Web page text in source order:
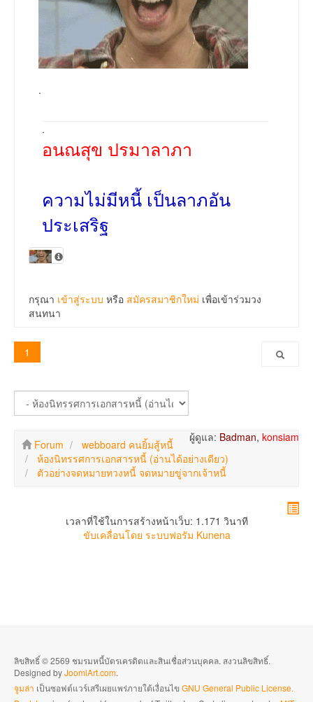
.
.
อนณสุข ปรมาลาภา
ความไม่มีหนี้ เป็นลาภอัน
ประเสริฐ
กรุณา เข้าสู่ระบบ หรือ สมัครสมาชิกใหม่ เพื่อเข้าร่วมวง
สนทนา
1
ผู้ดูแล: Badman, konsiam
Forum
webboard คนยิ้มสู้หนี้
ห้องนิทรรศการเอกสารหนี้ (อ่านได้อย่างเดียว)
ตัวอย่างจดหมายทวงหนี้ จดหมายขู่จากเจ้าหนี้
เวลาที่ใช้ในการสร้างหน้าเว็บ: 1.171 วินาที
ขับเคลื่อนโดย ระบบฟอรัม Kunena
ลิขสิทธิ์ © 2569 ชมรมหนี้บัตรเครดิตและสินเชื่อส่วนบุคคล. สงวนลิขสิทธิ์.
Designed byJoomlArt.com.
จูมล่า เป็นซอฟต์แวร์เสรีเผยแพร่ภายใต้เงื่อนไข GNU General Public License.